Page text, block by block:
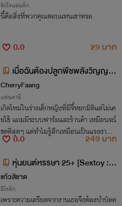
รักโรแมนติก
นี้คือสิ่งที่พวกคุณตอบแทนเขาหรอ
0.0
29 บาท
เมื่อฉันต้องปลูกพืชพลังวิญญา
ณในมิติขายให้ระบบ (มี E-book เล่ม
เดียวจบ)
CherryFaang
แฟนตาซี
เกิดใหม่ในร่างเด็กหญิงที่มีจี้หยกมิติแต่ไม่เค
ยใช้ แถมมีระบบฟาร์มและร้านค้า เหมือนจะโ
ชคดีสุดๆ แต่ทำไมรู้สึกเหมือนเป็นแรงงานท
าสต้องปลูกพืชพลังวิญญาณส่งขายระบบ แ
0.0
249 บาท
หุ่นยนต์หรรษา 25+ [Sextoy : P
WP]
แก้วสีชาด
อีโรติก
เพราะความเครียดจากงานเธอจึงต้องบำบัดค